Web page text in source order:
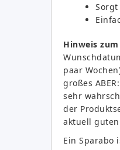
Hinweis
paar
großes
sehr
der
aktuell
Ein Sparabo